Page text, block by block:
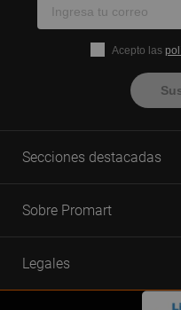
Acepto las
Secciones destacadas
Sobre Promart
Legales